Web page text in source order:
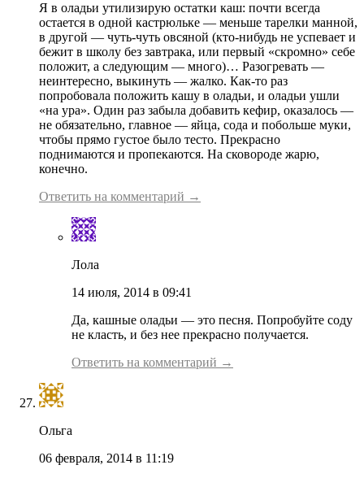
Я в оладьи утилизирую остатки каш: почти всегда
остается в одной кастрюльке — меньше тарелки манной,
в другой — чуть-чуть овсяной (кто-нибудь не успевает и
бежит в школу без завтрака, или первый «скромно» себе
положит, а следующим — много)… Разогревать —
неинтересно, выкинуть — жалко. Как-то раз
попробовала положить кашу в оладьи, и оладьи ушли
«на ура». Один раз забыла добавить кефир, оказалось —
не обязательно, главное — яйца, сода и побольше муки,
чтобы прямо густое было тесто. Прекрасно
поднимаются и пропекаются. На сковороде жарю,
конечно.
Ответить на комментарий →
Лола
14 июля, 2014 в 09:41
Да, кашные оладьи — это песня. Попробуйте соду
не класть, и без нее прекрасно получается.
Ответить на комментарий →
Ольга
06 февраля, 2014 в 11:19